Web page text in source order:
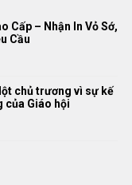
Cấp – Nhận In Vỏ Sớ,
Cầu
chủ trương vì sự kế
của Giáo hội